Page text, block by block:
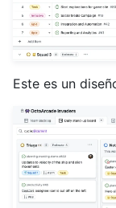
Este es un